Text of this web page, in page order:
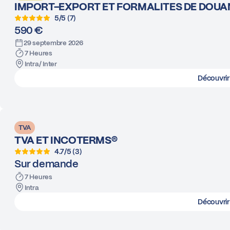
IMPORT-EXPORT ET FORMALITES DE
5/5 (7)
590 €
29 septembre 2026
7 Heures
Intra/ Inter
Découvrir
TVA
TVA ET INCOTERMS®
4.7/5 (3)
Sur demande
7 Heures
Intra
Découvrir